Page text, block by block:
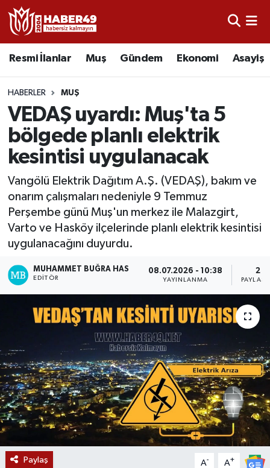
Resmi İlanlar Muş Gündem Ekonomi Asayiş
HABERLER MUŞ
VEDAŞ uyardı: Muş'ta 5
bölgede planlı elektrik
kesintisi uygulanacak
Vangölü Elektrik Dağıtım A.Ş. (VEDAŞ), bakım ve
onarım çalışmaları nedeniyle 9 Temmuz
Perşembe günü Muş'un merkez ile Malazgirt,
Varto ve Hasköy ilçelerinde planlı elektrik kesintisi
uygulanacağını duyurdu.
MUHAMMET BUĞRA HAS
EDITÖR
08.07.2026 - 10:38
YAYINLANMA
2
Paylaş A- A+
Resmi İlanlar
Asayiş
Bölge
Eğitim
Sağlık
Gündem
Teknoloji
Kültür Sanat
Muş
Hasköy
Korkut
Uşak Nöbetçi Eczaneler
Uşak Hava Durumu
Uşak Namaz Vakitleri
Uşak Trafik Yoğunluk Haritası
TFF 2.Lig Kırmızı Grup Puan Durumu ve Fikstür
Tüm Manşetler
Son Dakika Haberleri